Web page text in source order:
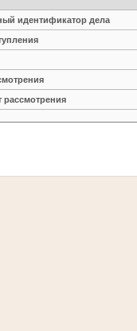
идентификатор дела
рассмотрения